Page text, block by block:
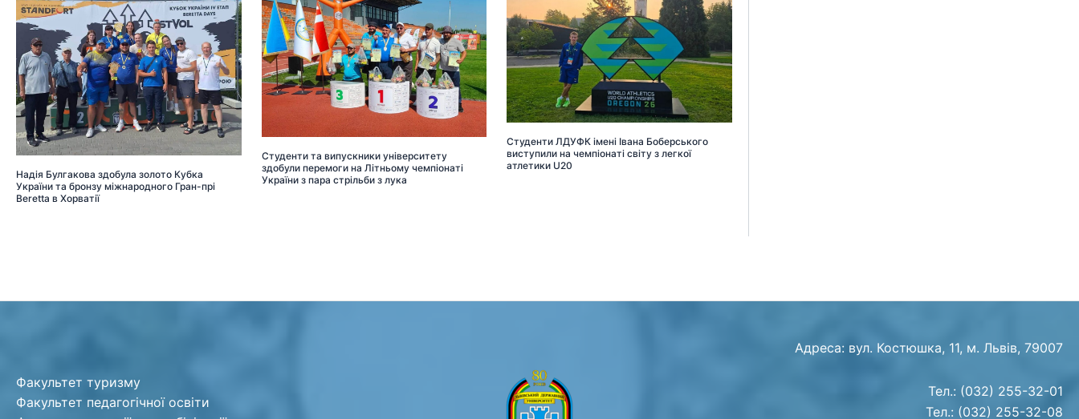
Надія Булгакова здобула золото Кубка
України та бронзу міжнародного Гран-прі
Beretta в Хорватії
Студенти та випускники університету
здобули перемоги на Літньому чемпіонаті
України з пара стрільби з лука
Студенти ЛДУФК імені Івана Боберського
виступили на чемпіонаті світу з легкої
атлетики U20
Факультет туризму
Факультет педагогічної освіти
Адреса: вул. Костюшка, 11, м. Львів, 79007
Тел.: (032) 255-32-01
Тел.: (032) 255-32-08